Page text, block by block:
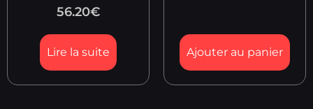
56.20€
Lire la suite Ajouter au panier